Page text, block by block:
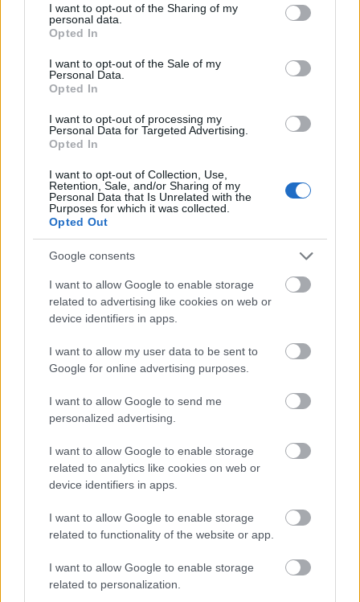
not limited to your visit or usage behaviour. You may click to
grant or deny consent to Google and its third-party tags to
use your data for below specified purposes in below Google
consent section.
I want to opt-out of the Sharing of my
personal data.
Opted In
I want to opt-out of the Sale of my
Personal Data.
Opted In
I want to opt-out of processing my
Personal Data for Targeted Advertising.
Opted In
I want to opt-out of Collection, Use,
Retention, Sale, and/or Sharing of my
Personal Data that Is Unrelated with the
Purposes for which it was collected.
Opted Out
Google consents
I want to allow Google to enable storage
related to advertising like cookies on web or
device identifiers in apps.
I want to allow my user data to be sent to
Google for online advertising purposes.
I want to allow Google to send me
personalized advertising.
I want to allow Google to enable storage
related to analytics like cookies on web or
device identifiers in apps.
I want to allow Google to enable storage
related to functionality of the website or app.
I want to allow Google to enable storage
related to personalization.
Η αμερικανική κυβέρνηση υποστηρίζει ότι η
όσοι γεννιούνται σε αμερικανικό έδαφος
δημιουργεί κίνητρα για τους παράτυπους
μετανάστες και οδηγεί σε
όταν γυναίκες ταξιδεύουν στις ΗΠΑ για να
γεννήσουν εκεί και να εξασφαλίσουν την
υπηκοότητα για τα παιδιά τους.